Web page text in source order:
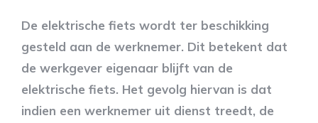
De elektrische fiets wordt ter beschikking
gesteld aan de werknemer. Dit betekent dat
de werkgever eigenaar blijft van de
elektrische fiets. Het gevolg hiervan is dat
indien een werknemer uit dienst treedt, de